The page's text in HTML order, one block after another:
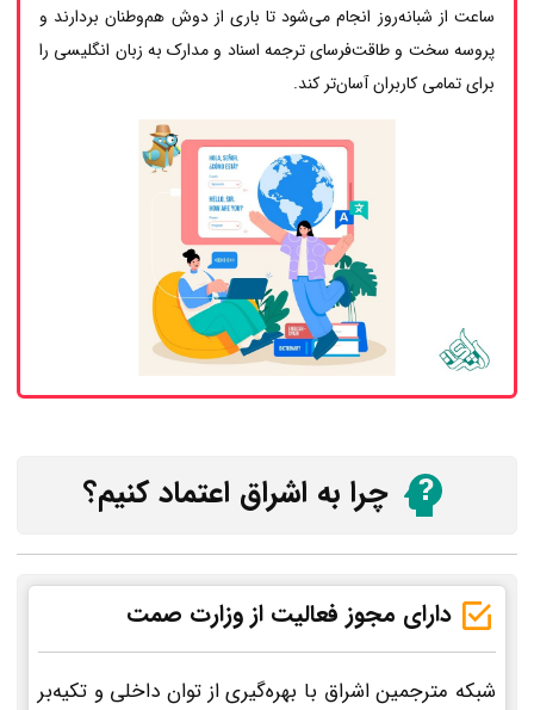
ساعت از شبانه‌روز انجام می‌شود تا باری از دوش هم‌وطنان بردارند و
پروسه سخت و طاقت‌فرسای ترجمه اسناد و مدارک به زبان انگلیسی را
برای تمامی کاربران آسان‌تر کند.
چرا به اشراق اعتماد کنیم؟
دارای مجوز فعالیت از وزارت صمت
شبکه مترجمین اشراق با بهره‌گیری از توان داخلی و تکیه‌بر